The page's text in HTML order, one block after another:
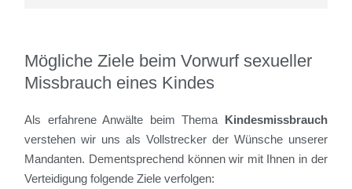
Mögliche Ziele beim Vorwurf sexueller
Missbrauch eines Kindes
Als erfahrene Anwälte beim Thema Kindesmissbrauch
verstehen wir uns als Vollstrecker der Wünsche unserer
Mandanten. Dementsprechend können wir mit Ihnen in der
Verteidigung folgende Ziele verfolgen: